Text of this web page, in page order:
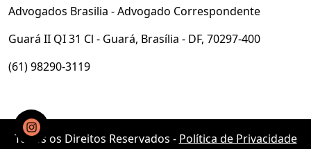
Advogados Brasilia - Advogado Correspondente
Guará II QI 31 Cl - Guará, Brasília - DF, 70297-400
(61) 98290-3119
Todos os Direitos Reservados - Política de Privacidade